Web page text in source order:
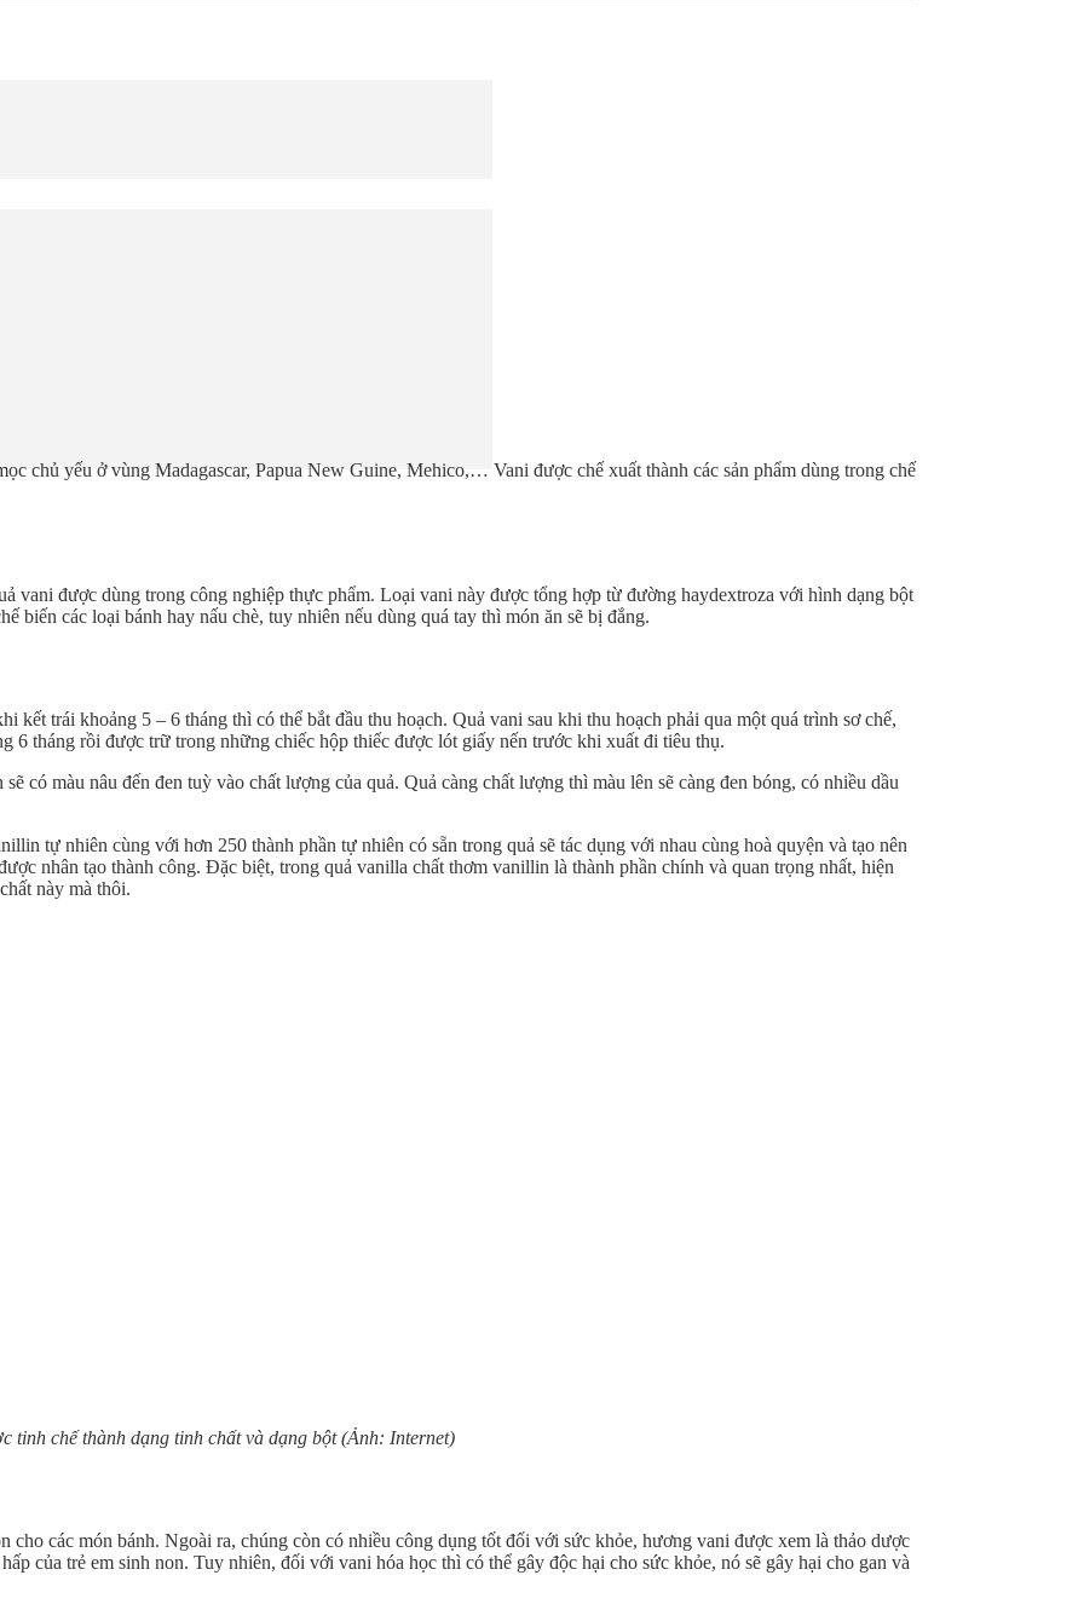
chủ yếu ở vùng Madagascar, Papua New Guine, Mehico,… Vani được chế xuất thành các sản phẩm dùng trong chế
vani được dùng trong công nghiệp thực phẩm. Loại vani này được tổng hợp từ đường haydextroza với hình dạng bột
biến các loại bánh hay nấu chè, tuy nhiên nếu dùng quá tay thì món ăn sẽ bị đắng.
kết trái khoảng 5 – 6 tháng thì có thể bắt đầu thu hoạch. Quả vani sau khi thu hoạch phải qua một quá trình sơ chế,
6 tháng rồi được trữ trong những chiếc hộp thiếc được lót giấy nến trước khi xuất đi tiêu thụ.
có màu nâu đến đen tuỳ vào chất lượng của quả. Quả càng chất lượng thì màu lên sẽ càng đen bóng, có nhiều dầu
tự nhiên cùng với hơn 250 thành phần tự nhiên có sẵn trong quả sẽ tác dụng với nhau cùng hoà quyện và tạo nên
nhân tạo thành công. Đặc biệt, trong quả vanilla chất thơm vanillin là thành phần chính và quan trọng nhất, hiện
này mà thôi.
tinh chế thành dạng tinh chất và dạng bột (Ảnh: Internet)
cho các món bánh. Ngoài ra, chúng còn có nhiều công dụng tốt đối với sức khỏe, hương vani được xem là thảo dược
của trẻ em sinh non. Tuy nhiên, đối với vani hóa học thì có thể gây độc hại cho sức khỏe, nó sẽ gây hại cho gan và